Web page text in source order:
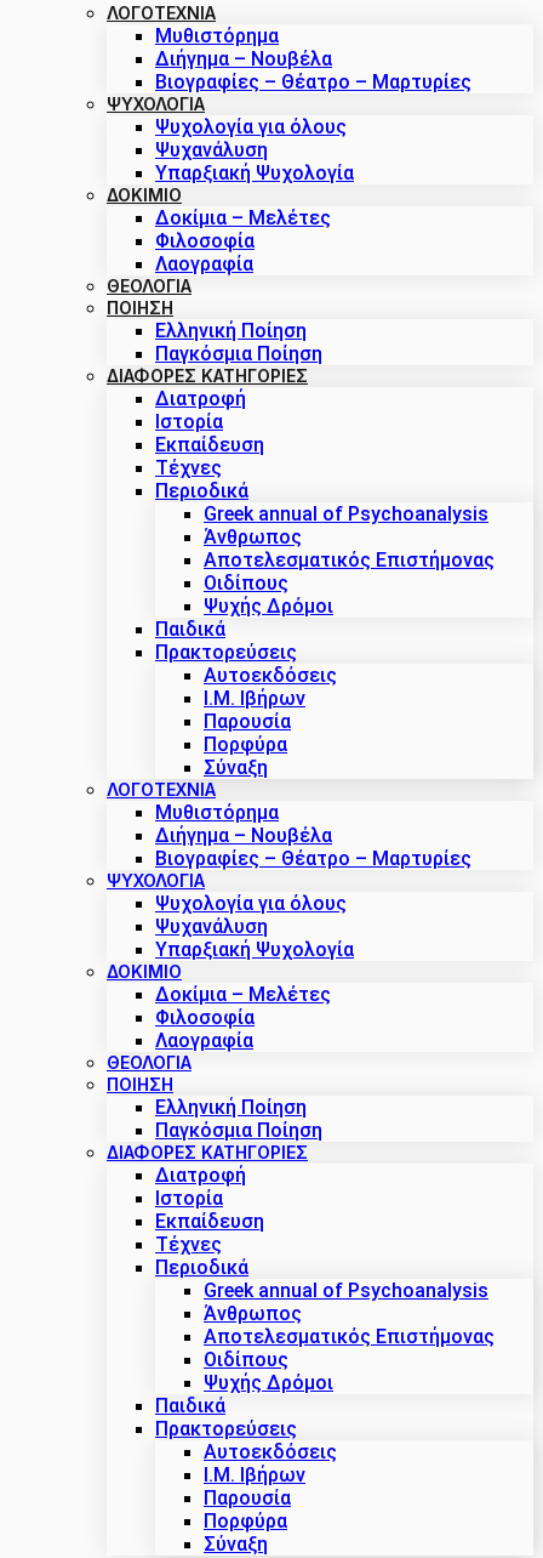
ΛΟΓΟΤΕΧΝΙΑ
Μυθιστόρημα
Διήγημα – Νουβέλα
Βιογραφίες – Θέατρο – Μαρτυρίες
ΨΥΧΟΛΟΓΙΑ
Ψυχολογία για όλους
Ψυχανάλυση
Υπαρξιακή Ψυχολογία
ΔΟΚΊΜΙΟ
Δοκίμια – Μελέτες
Φιλοσοφία
Λαογραφία
ΘΕΟΛΟΓΙΑ
ΠΟΙΗΣΗ
Ελληνική Ποίηση
Παγκόσμια Ποίηση
ΔΙΑΦΟΡΕΣ ΚΑΤΗΓΟΡΙΕΣ
Διατροφή
Ιστορία
Εκπαίδευση
Τέχνες
Περιοδικά
Greek annual of Psychoanalysis
Άνθρωπος
Αποτελεσματικός Επιστήμονας
Οιδίπους
Ψυχής Δρόμοι
Παιδικά
Πρακτoρεύσεις
Αυτοεκδόσεις
Ι.Μ. Ιβήρων
Παρουσία
Πορφύρα
Σύναξη
ΛΟΓΟΤΕΧΝΙΑ
Μυθιστόρημα
Διήγημα – Νουβέλα
Βιογραφίες – Θέατρο – Μαρτυρίες
ΨΥΧΟΛΟΓΙΑ
Ψυχολογία για όλους
Ψυχανάλυση
Υπαρξιακή Ψυχολογία
ΔΟΚΊΜΙΟ
Δοκίμια – Μελέτες
Φιλοσοφία
Λαογραφία
ΘΕΟΛΟΓΙΑ
ΠΟΙΗΣΗ
Ελληνική Ποίηση
Παγκόσμια Ποίηση
ΔΙΑΦΟΡΕΣ ΚΑΤΗΓΟΡΙΕΣ
Διατροφή
Ιστορία
Εκπαίδευση
Τέχνες
Περιοδικά
Greek annual of Psychoanalysis
Άνθρωπος
Αποτελεσματικός Επιστήμονας
Οιδίπους
Ψυχής Δρόμοι
Παιδικά
Πρακτoρεύσεις
Αυτοεκδόσεις
Ι.Μ. Ιβήρων
Παρουσία
Πορφύρα
Σύναξη